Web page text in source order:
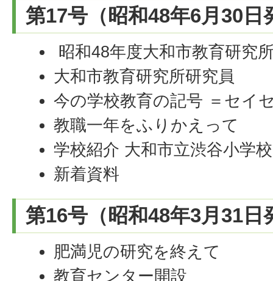
第17号（昭和48年6月30日
昭和48年度大和市教育研究
大和市教育研究所研究員
今の学校教育の記号 ＝セイ
教職一年をふりかえって
学校紹介 大和市立渋谷小学校
新着資料
第16号（昭和48年3月31日
肥満児の研究を終えて
教育センター開設